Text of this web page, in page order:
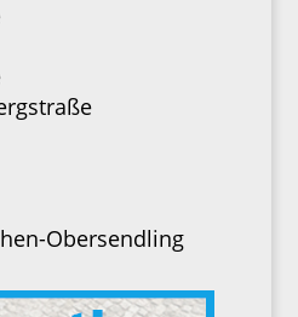
Obersendling